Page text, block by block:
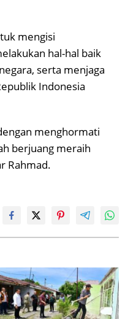
mengisi
hal-hal baik
serta menjaga
Indonesia
menghormati
berjuang meraih
Rahmad.